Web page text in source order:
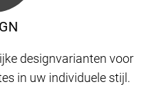
designvarianten voor
in uw individuele stijl.